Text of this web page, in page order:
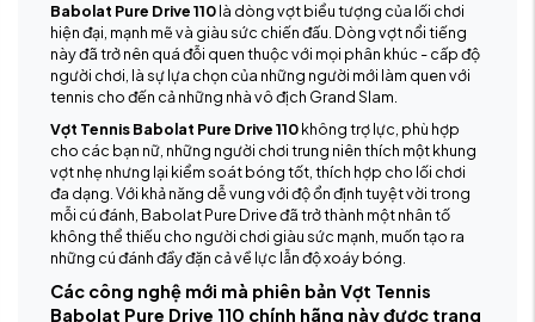
Babolat Pure Drive 110là dòng vợt biểu tượng của lối chơi
hiện đại, mạnh mẽ và giàu sức chiến đấu. Dòng vợt nổi tiếng
này đã trở nên quá đỗi quen thuộc với mọi phân khúc - cấp độ
người chơi, là sự lựa chọn của những người mới làm quen với
tennis cho đến cả những nhà vô địch Grand Slam.
Vợt Tennis Babolat Pure Drive 110không trợ lực, phù hợp
cho các bạn nữ, những người chơi trung niên thích một khung
vợt nhẹ nhưng lại kiểm soát bóng tốt, thích hợp cho lối chơi
đa dạng. Với khả năng dễ vung với độ ổn định tuyệt vời trong
mỗi cú đánh, Babolat Pure Drive đã trở thành một nhân tố
không thể thiếu cho người chơi giàu sức mạnh, muốn tạo ra
những cú đánh đầy đặn cả về lực lẫn độ xoáy bóng.
Các công nghệ mới mà phiên bản Vợt Tennis
Babolat Pure Drive 110 chính hãng này được trang